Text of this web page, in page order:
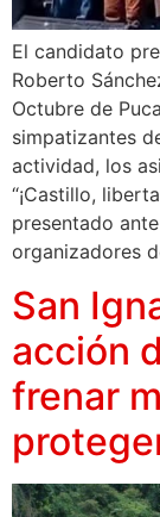
El candidato
Roberto
Octubre de
simpatizantes
actividad, los
“¡Castillo,
presentado
organizadores
San
acción
frenar